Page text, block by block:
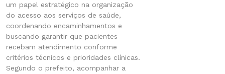
um papel estratégico na organização
do acesso aos serviços de saúde,
coordenando encaminhamentos e
buscando garantir que pacientes
recebam atendimento conforme
critérios técnicos e prioridades clínicas.
Segundo o prefeito, acompanhar a